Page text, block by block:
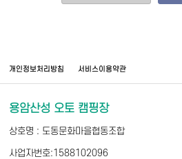
개인정보처리방침 서비스이용약관
용암산성 오토 캠핑장
상호명 : 도동문화마을협동조합
사업자번호:1588102096